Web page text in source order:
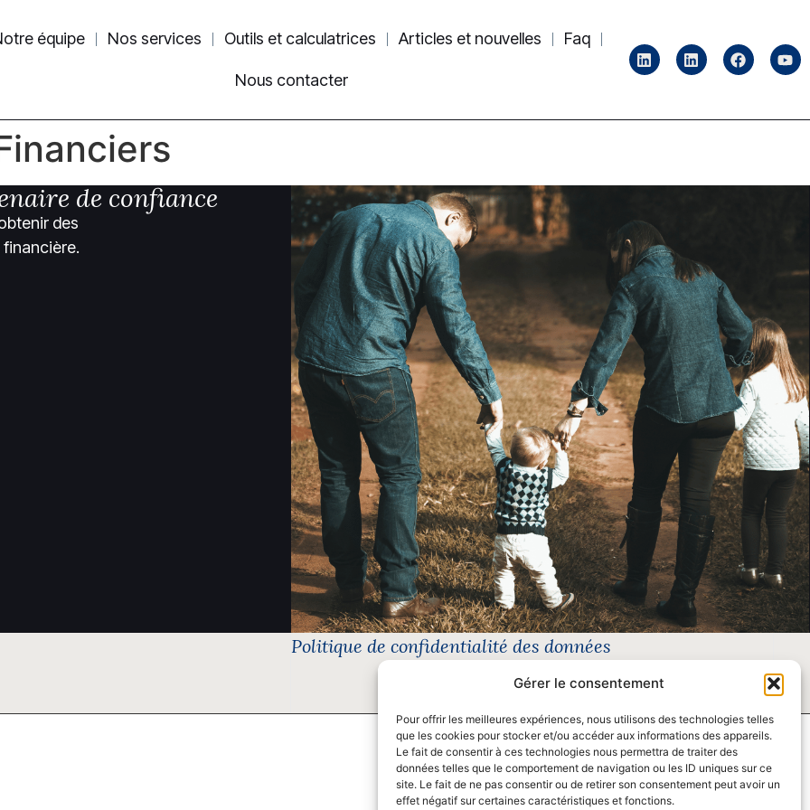
Gérer le consentement
Pour offrir les meilleures expériences, nous utilisons des technologies telles
que les cookies pour stocker et/ou accéder aux informations des appareils.
Le fait de consentir à ces technologies nous permettra de traiter des
données telles que le comportement de navigation ou les ID uniques sur ce
site. Le fait de ne pas consentir ou de retirer son consentement peut avoir un
effet négatif sur certaines caractéristiques et fonctions.
équipe Nos services Outils et calculatrices Articles et nouvelles Faq
Nous contacter
de confiance
des
Politique de confidentialité des données